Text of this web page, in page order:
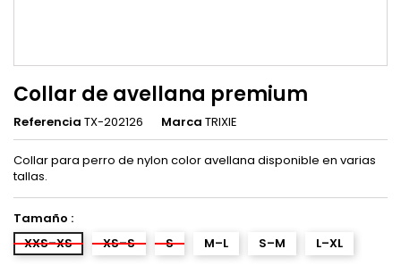
Collar de avellana premium
Referencia TX-202126 Marca TRIXIE
Collar para perro de nylon color avellana disponible en varias
tallas.
Tamaño :
XXS–XS
XS–S S M–L S–M L–XL